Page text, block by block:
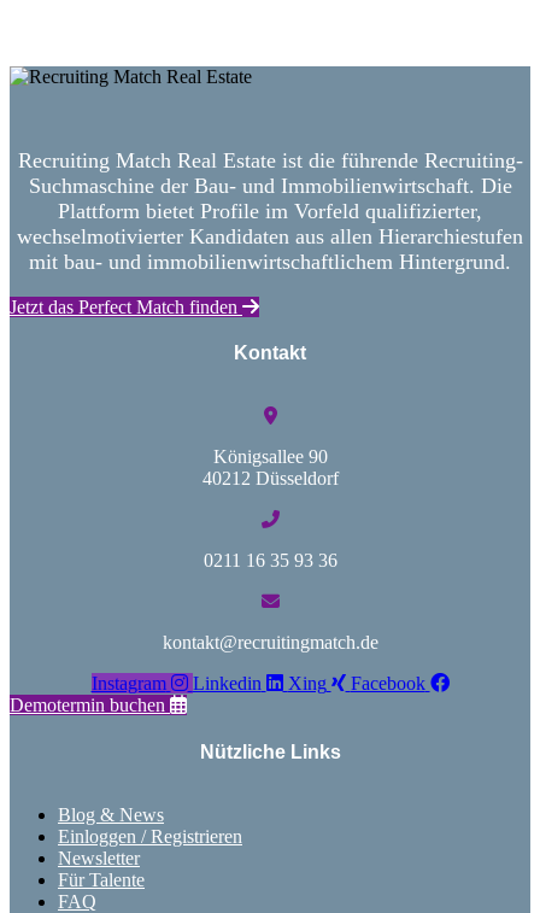
Recruiting Match Real Estate ist die führende Recruiting-
Suchmaschine der Bau- und Immobilienwirtschaft. Die
Plattform bietet Profile im Vorfeld qualifizierter,
wechselmotivierter Kandidaten aus allen Hierarchiestufen
mit bau- und immobilienwirtschaftlichem Hintergrund.
Jetzt das Perfect Match finden
Kontakt
Königsallee 90
40212 Düsseldorf
0211 16 35 93 36
kontakt@recruitingmatch.de
Instagram
Linkedin Xing
Facebook
Demotermin buchen
Nützliche Links
Blog & News
Einloggen / Registrieren
Newsletter
Für Talente
FAQ